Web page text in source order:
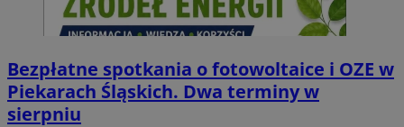
Bezpłatne spotkania o fotowoltaice i OZE w
Piekarach Śląskich. Dwa terminy w
sierpniu